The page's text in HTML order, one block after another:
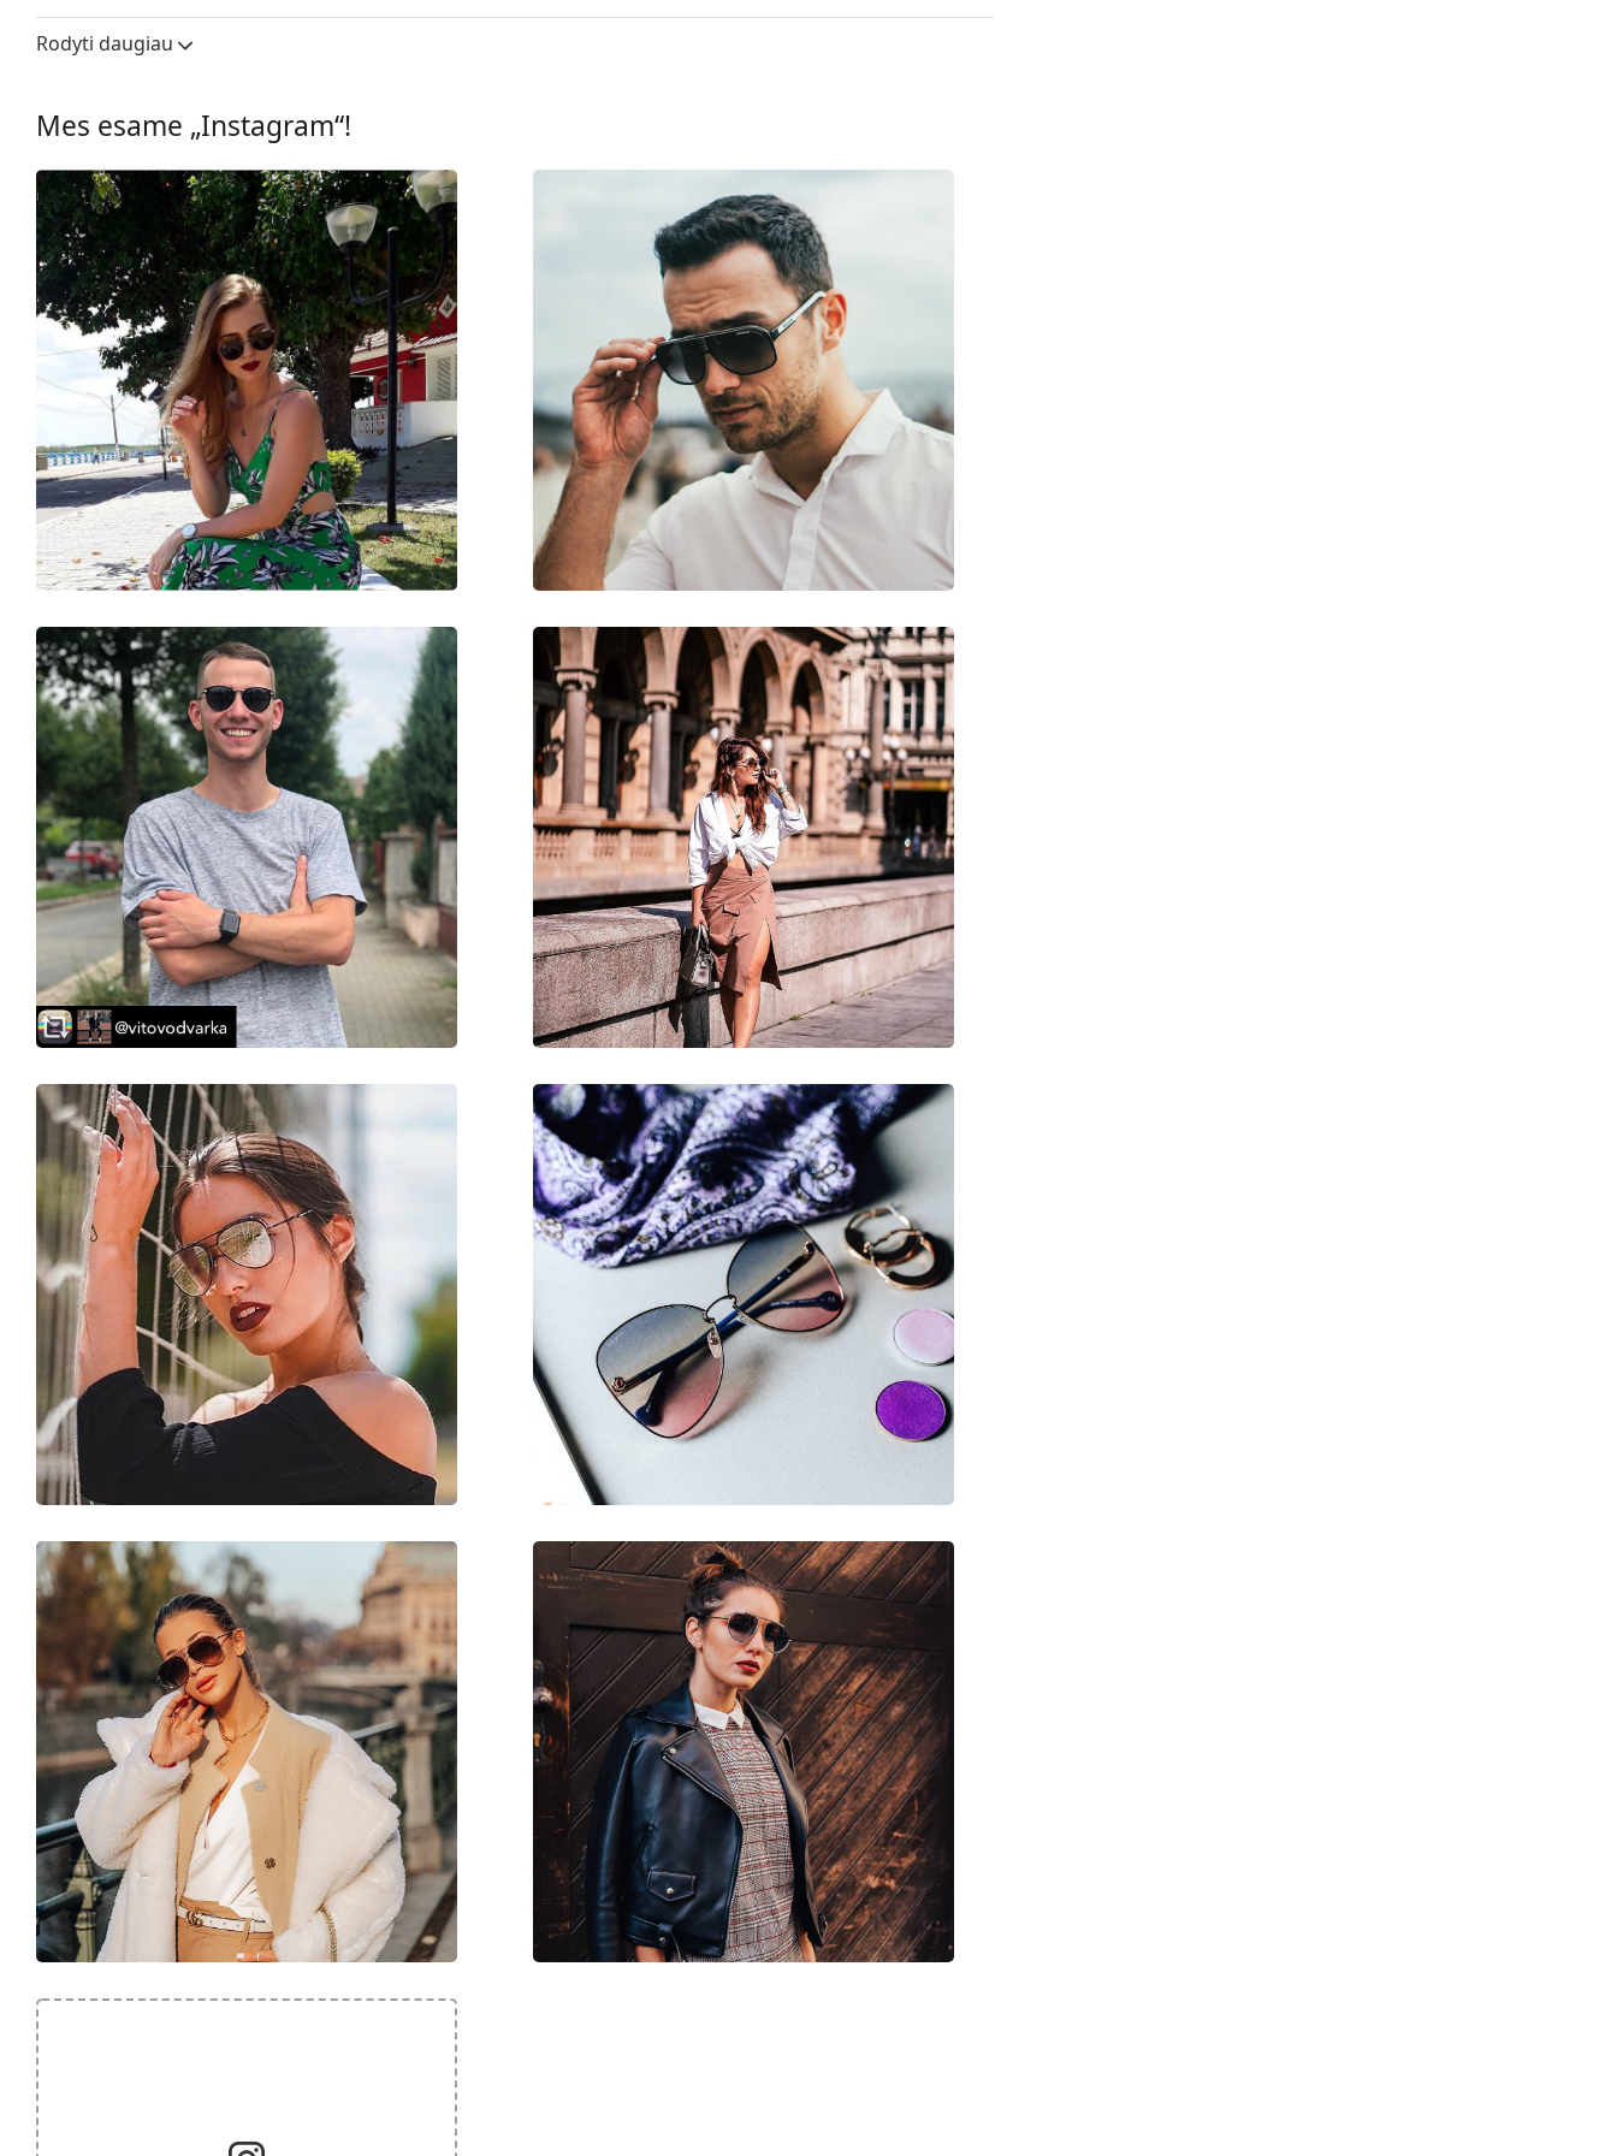
Lęšio plotis:
60 mm
Rėmelis
Rėmelio forma:
Piloto
Rėmelių spalva:
Auksinė
Rėmelių medžiaga:
Metalas
Dydis:
M
Plotis:
140 mm
Kojelės ilgis:
140 mm
Nosies tiltelio plotis:
10 mm
Svoris:
230 g
Reguliuojamos nosies
pagalvėlės:
Taip
Priedai
Valymo šluostė:
Kita
Lytis:
Moterims
Kategorija:
Akiniai nuo saulės
Prekės ženklas:
Victoria Beckham
Naudojimas:
Madingi
Kodas:
VB204S 702 60
Rodyti daugiau
Mes esame „Instagram“!